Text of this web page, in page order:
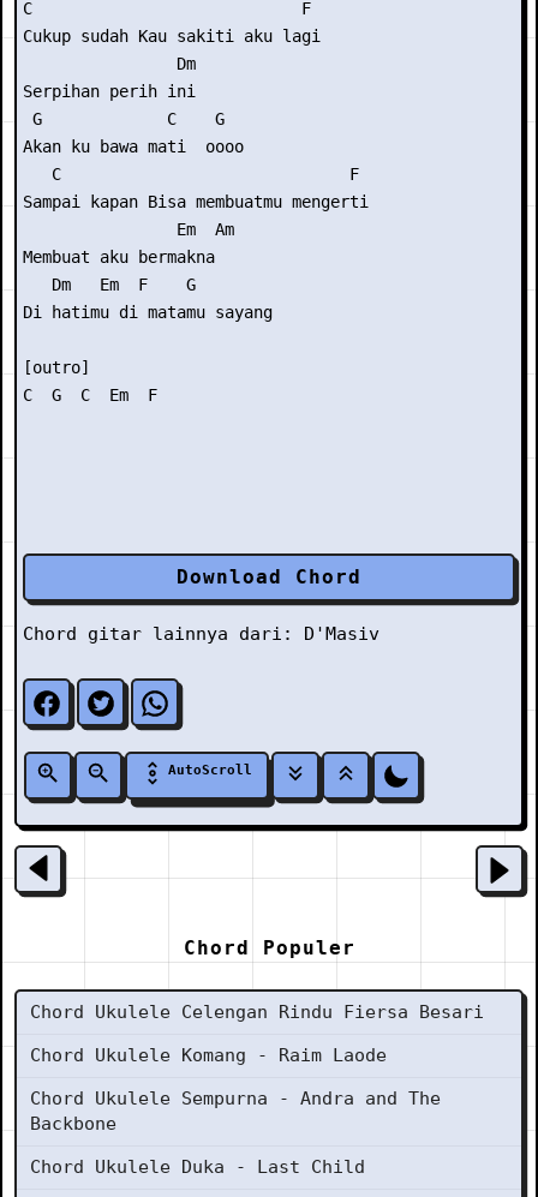
C                            F
Cukup sudah Kau sakiti aku lagi
                Dm
Serpihan perih ini
G             C    G
Akan ku bawa mati  oooo
   C                              F
Sampai kapan Bisa membuatmu mengerti
                Em  Am
Membuat aku bermakna
   Dm   Em  F    G
Di hatimu di matamu sayang
[outro]
Download Chord
Chord gitar lainnya dari: D'Masiv
AutoScroll
Chord Populer
Chord Ukulele Celengan Rindu Fiersa Besari
Chord Ukulele Komang - Raim Laode
Chord Ukulele Sempurna - Andra and The
Backbone
Chord Ukulele Duka - Last Child